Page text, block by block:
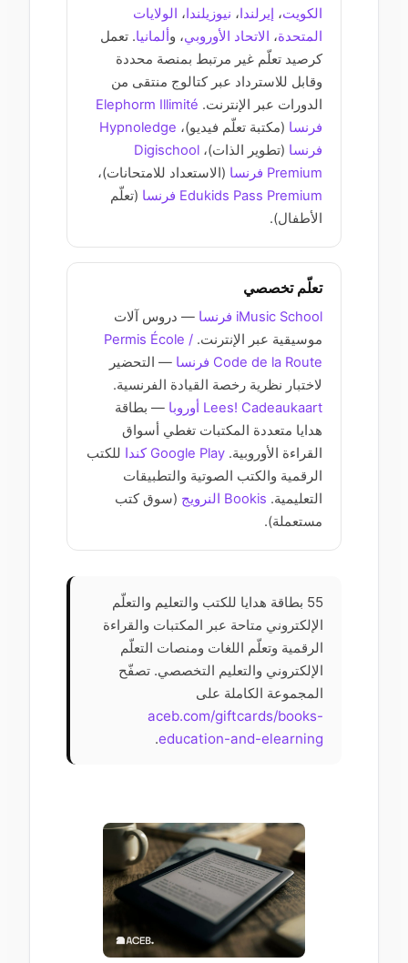
الكويت،إيرلندا ،نيوزيلندا،الولايات
المتحدة،الاتحاد الأوروبي ، وألمانيا. تعمل
كرصيد تعلّم غير مرتبط بمنصة محددة
وقابل للاسترداد عبر كتالوج منتقى من
الدورات عبر الإنترنت.Elephorm Illimité
فرنسا (مكتبة تعلّم فيديو)،Hypnoledge
فرنسا (تطوير الذات)،Digischool
Premium فرنسا
(الاستعداد للامتحانات)،
Edukids Pass Premium فرنسا
(تعلّم
الأطفال).
تعلّم تخصصي
iMusic School فرنسا
— دروس آلات
موسيقية عبر الإنترنت.Permis École /
Code de la Route فرنسا
— التحضير
لاختبار نظرية رخصة القيادة الفرنسية.
Lees! Cadeaukaart أوروبا
— بطاقة
هدايا متعددة المكتبات تغطي أسواق
القراءة الأوروبية.Google Play كندا
للكتب
الرقمية والكتب الصوتية والتطبيقات
التعليمية.Bookis النرويج
(سوق كتب
مستعملة).
55 بطاقة هدايا للكتب والتعليم والتعلّم
الإلكتروني متاحة عبر المكتبات والقراءة
الرقمية وتعلّم اللغات ومنصات التعلّم
الإلكتروني والتعليم التخصصي. تصفّح
المجموعة الكاملة على
aceb.com/giftcards/books-
education-and-elearning
.